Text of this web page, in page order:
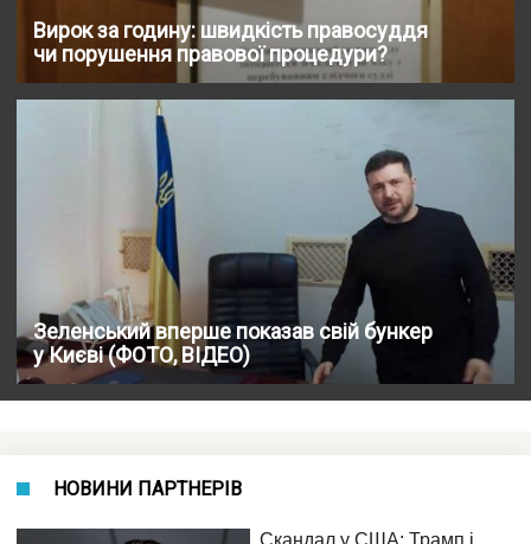
Вирок за годину: швидкість правосуддя
чи порушення правової процедури?
Зеленський вперше показав свій бункер
у Києві (ФОТО, ВІДЕО)
НОВИНИ ПАРТНЕРІВ